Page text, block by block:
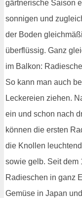
gärtnerische Saison
sonnigen und
der Boden
überflüssig. Ganz
im Balkon:
So kann man auch
Leckereien ziehen.
ein und schon nach
können die ersten
die Knollen
sowie gelb. Seit dem
Radieschen in ganz
Gemüse in Japan